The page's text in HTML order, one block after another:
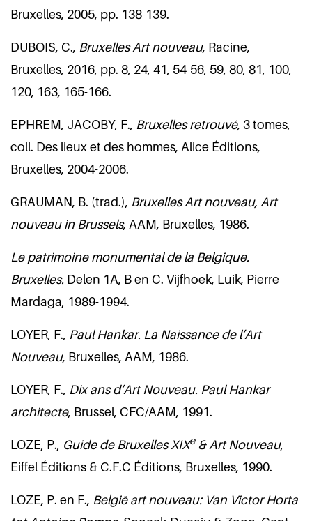
Bruxelles, 2005, pp. 138-139.
DUBOIS, C., Bruxelles Art nouveau, Racine,
Bruxelles, 2016, pp. 8, 24, 41, 54-56, 59, 80, 81, 100,
120, 163, 165-166.
EPHREM, JACOBY, F., Bruxelles retrouvé, 3 tomes,
coll. Des lieux et des hommes, Alice Éditions,
Bruxelles, 2004-2006.
GRAUMAN, B. (trad.), Bruxelles Art nouveau, Art
nouveau in Brussels, AAM, Bruxelles, 1986.
Le patrimoine monumental de la Belgique.
Bruxelles. Delen 1A, B en C. Vijfhoek, Luik, Pierre
Mardaga, 1989-1994.
LOYER, F., Paul Hankar. La Naissance de l’Art
Nouveau, Bruxelles, AAM, 1986.
LOYER, F., Dix ans d’Art Nouveau. Paul Hankar
architecte, Brussel, CFC/AAM, 1991.
LOZE, P., Guide de Bruxelles XIXe& Art Nouveau,
Eiffel Éditions & C.F.C Éditions, Bruxelles, 1990.
LOZE, P. en F., België art nouveau: Van Victor Horta